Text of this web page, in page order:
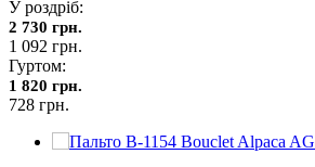
У роздріб:
2 730 грн.
1 092 грн.
Гуртом:
1 820 грн.
728 грн.